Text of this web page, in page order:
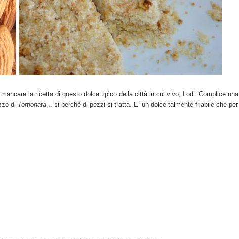
la ricetta di questo dolce tipico della città in cui vivo, Lodi. Complice una
di Tortionata... si perchè di pezzi si tratta. E’ un dolce talmente friabile che per